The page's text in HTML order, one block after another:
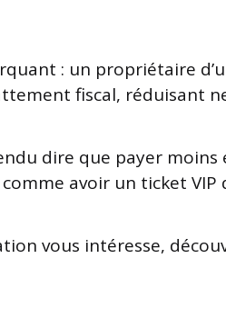
: un propriétaire
fiscal, réduisant
dire que payer
comme avoir un ticket
vous intéresse,